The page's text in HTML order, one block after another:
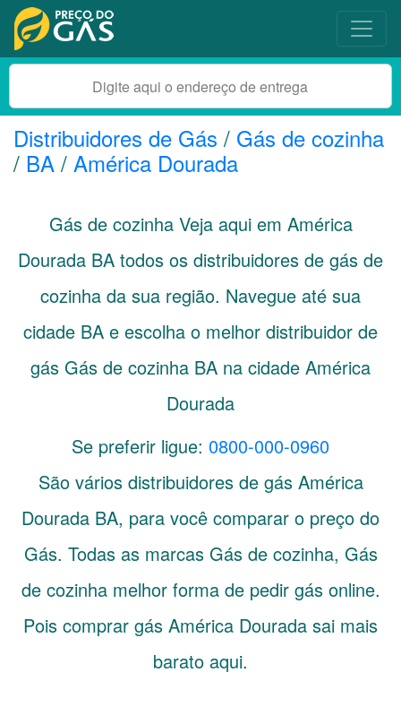
Distribuidores de Gás / Gás de cozinha
/ BA / América Dourada
Gás de cozinha Veja aqui em América
Dourada BA todos os distribuidores de gás de
cozinha da sua região. Navegue até sua
cidade BA e escolha o melhor distribuidor de
gás Gás de cozinha BA na cidade América
Dourada
Se preferir ligue: 0800-000-0960
São vários distribuidores de gás América
Dourada BA, para você comparar o preço do
Gás. Todas as marcas Gás de cozinha, Gás
de cozinha melhor forma de pedir gás online.
Pois comprar gás América Dourada sai mais
barato aqui.